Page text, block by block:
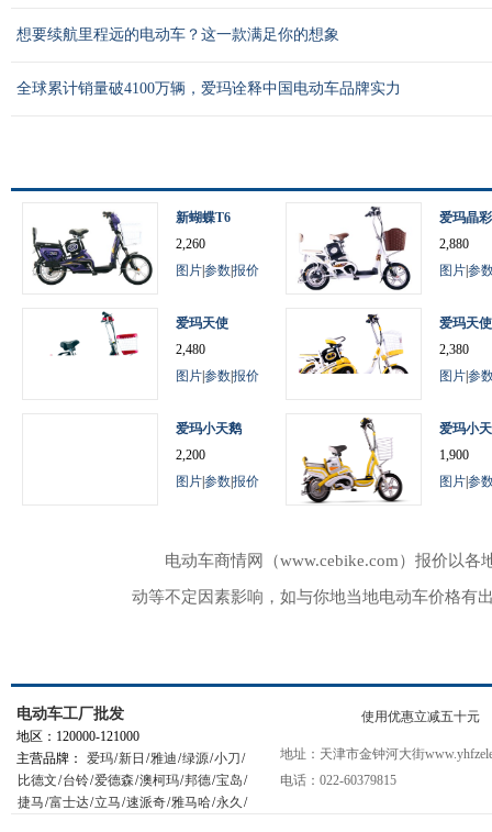
想要续航里程远的电动车？这一款满足你的想象
全球累计销量破4100万辆，爱玛诠释中国电动车品牌实力
新蝴蝶T6
2,260
图片参数报价
爱玛晶
2,880
图片参
爱玛天使
2,480
图片参数报价
爱玛天
2,380
图片参
爱玛小天鹅
2,200
图片参数报价
爱玛小
1,900
图片参
电动车商情网（www.cebike.com）报价以
动等不定因素影响，如与你地当地电动车价格有
电动车工厂批发
地区：120000-121000
主营品牌： 爱玛/新日 /雅迪/绿源/小刀/
比德文/台铃/爱德森/澳柯玛/邦德/宝岛/
捷马/富士达/立马/速派奇/雅马哈/永久 /
使用优惠立减五十元
地址：天津市金钟河大街
电话：022-60379815